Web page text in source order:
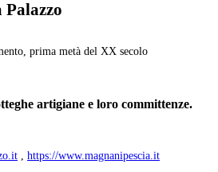
prima metà del XX secolo
artigiane e loro committenze.
https://www.magnanipescia.it